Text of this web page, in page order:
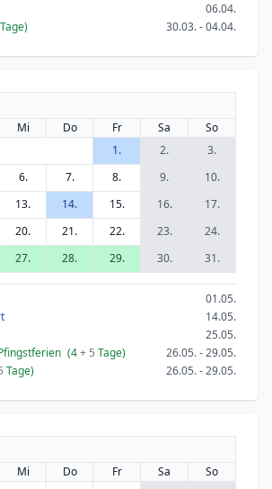
06.04.
Tage) 30.03. - 04.04.
Mi Do Fr Sa
So
1.
2.
3.
6. 7. 8. 9.
10.
13. 14. 15. 16.
17.
20. 21. 22. 23.
24.
27. 28. 29. 30. 31.
01.05.
14.05.
25.05.
(4+ 5 Tage)
26.05. - 29.05.
Tage) 26.05. - 29.05.
Mi Do Fr Sa
So